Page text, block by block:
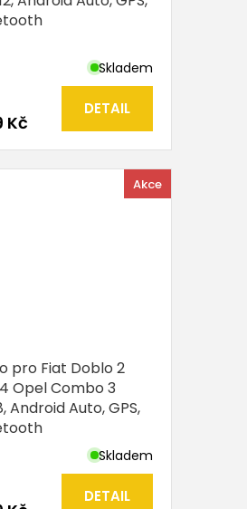
Skladem
Kč
DETAIL
Akce
pro Fiat Doblo 2
Opel Combo 3
Android Auto, GPS,
Skladem
DETAIL